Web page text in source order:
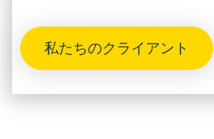
私たちのクライアント